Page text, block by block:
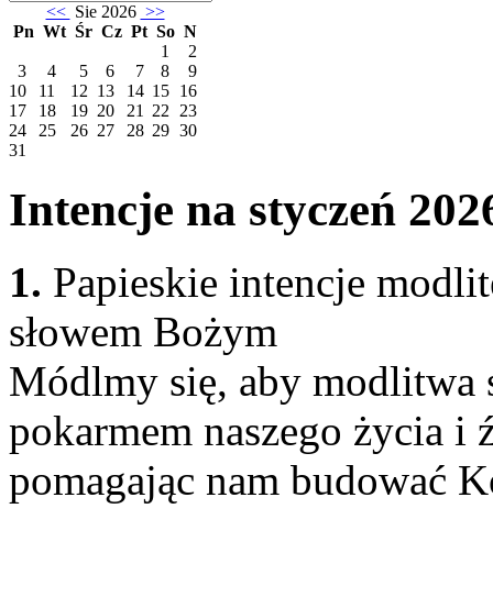
<< Sie 2026 >>
Pn Wt Śr Cz Pt So N
1
2
3
4 5 6 7 8
9
10
11 12 13 14 15 16
17
18 19 20 21 22
23
24
25 26 27 28 29 30
31
Intencje na styczeń
1. Papieskie intencje
słowem Bożym
Módlmy się, aby modlitwa
pokarmem naszego życia i
pomagając nam budować